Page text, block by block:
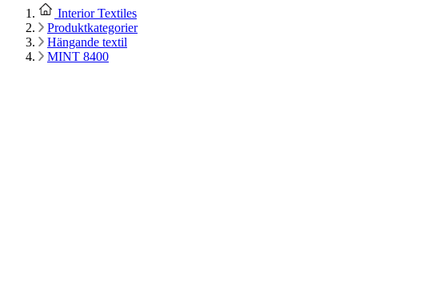
Interior Textiles
Produktkategorier
Hängande textil
MINT 8400